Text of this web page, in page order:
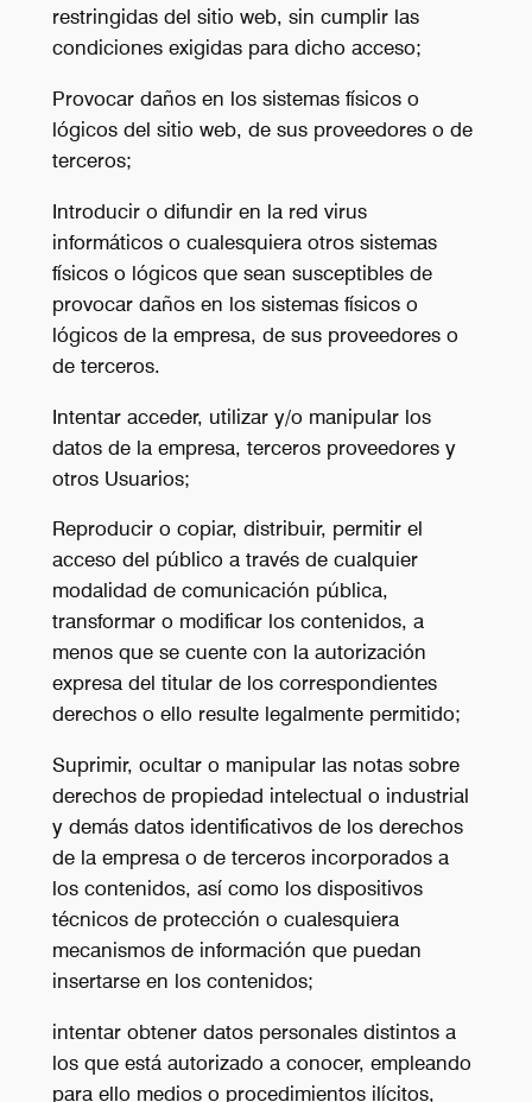
restringidas del sitio web, sin cumplir las
condiciones exigidas para dicho acceso;
Provocar daños en los sistemas físicos o
lógicos del sitio web, de sus proveedores o de
terceros;
Introducir o difundir en la red virus
informáticos o cualesquiera otros sistemas
físicos o lógicos que sean susceptibles de
provocar daños en los sistemas físicos o
lógicos de la empresa, de sus proveedores o
de terceros.
Intentar acceder, utilizar y/o manipular los
datos de la empresa, terceros proveedores y
otros Usuarios;
Reproducir o copiar, distribuir, permitir el
acceso del público a través de cualquier
modalidad de comunicación pública,
transformar o modificar los contenidos, a
menos que se cuente con la autorización
expresa del titular de los correspondientes
derechos o ello resulte legalmente permitido;
Suprimir, ocultar o manipular las notas sobre
derechos de propiedad intelectual o industrial
y demás datos identificativos de los derechos
de la empresa o de terceros incorporados a
los contenidos, así como los dispositivos
técnicos de protección o cualesquiera
mecanismos de información que puedan
insertarse en los contenidos;
intentar obtener datos personales distintos a
los que está autorizado a conocer, empleando
para ello medios o procedimientos ilícitos,